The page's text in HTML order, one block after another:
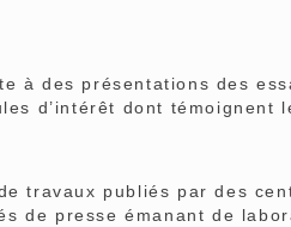
à des présentations des
d’intérêt dont témoignent
travaux publiés par des
de presse émanant de